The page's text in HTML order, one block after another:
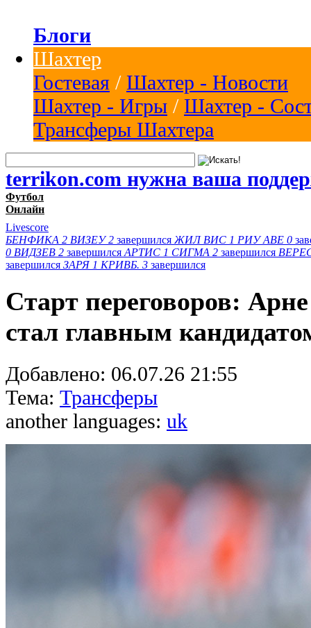
Блоги
Шахтер
Гостевая / Шахтер - Новости
Шахтер - Игры / Шахтер -
Трансферы Шахтера
terrikon.com нужна ваша
Футбол
Онлайн
Livescore
БЕНФИКА 2 ВИЗЕУ 2 завершился ЖИЛ ВИС 1 РИУ АВЕ 0
0 ВИДЗЕВ 2 завершился АРТИС 1 СИГМА 2 завершился
завершился ЗАРЯ 1 КРИВБ. 3 завершился
Старт переговоров:
стал главным
Добавлено: 06.07.26 21:55
Тема: Трансферы
another languages: uk